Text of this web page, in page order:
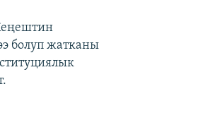
болуп жатканы